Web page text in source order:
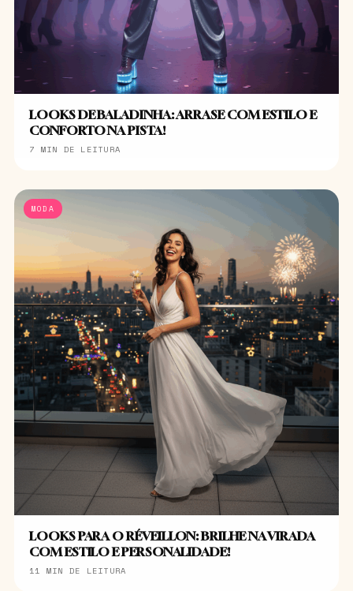
LOOKS DE BALADINHA: ARRASE COM ESTILO E
CONFORTO NA PISTA!
7 MIN DE LEITURA
MODA
LOOKS PARA O RÉVEILLON: BRILHE NA VIRADA
COM ESTILO E PERSONALIDADE!
11 MIN DE LEITURA